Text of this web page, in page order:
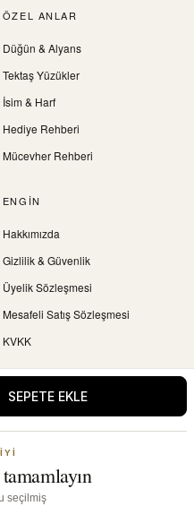
SEPETE EKLE
seçilmiş
ÖZEL ANLAR
Düğün & Alyans
Tektaş Yüzükler
İsim & Harf
Hediye Rehberi
Mücevher Rehberi
ENGIN
Hakkımızda
Gizlilik & Güvenlik
Üyelik Sözleşmesi
Mesafeli Satış Sözleşmesi
KVKK